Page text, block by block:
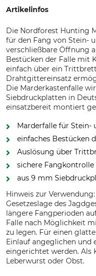
Artikelinfos
Die Nordforest Hunting
für den Fang von Stein-
verschließbare Öffnung
Bestücken der Falle mit
einfach über ein
Drahtgittereinsatz
Die Marderkastenfalle
Siebdruckplatten in
einsatzbereit montiert
Marderfalle für Stein-
einfaches Bestücken
Auslösung über
sichere
aus 9 mm
Hinweis zur
Gesetzeslage des
längere Fangperioden
Falle nach Möglichkeit
zu legen. Für einen
Einlauf angeglichen und
eingerichtet werden. Als
Leberwurst oder Obst.